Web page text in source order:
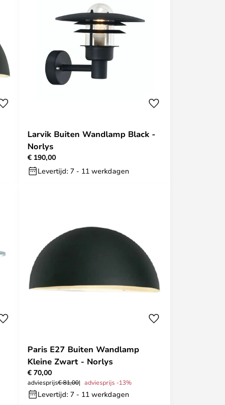
Larvik Buiten Wandlamp Black -
Norlys
€ 190,00
Levertijd: 7 - 11 werkdagen
Paris E27 Buiten Wandlamp
Kleine Zwart - Norlys
€ 70,00
adviesprijs€ 81,00 adviesprijs -13%
Levertijd: 7 - 11 werkdagen